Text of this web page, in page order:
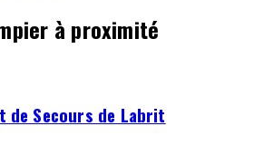
à proximité
de Secours de Labrit